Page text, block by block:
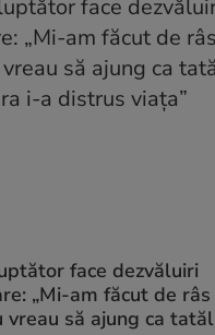
face dezvăluiri
„Mi-am făcut de râs
vreau să ajung ca tatăl